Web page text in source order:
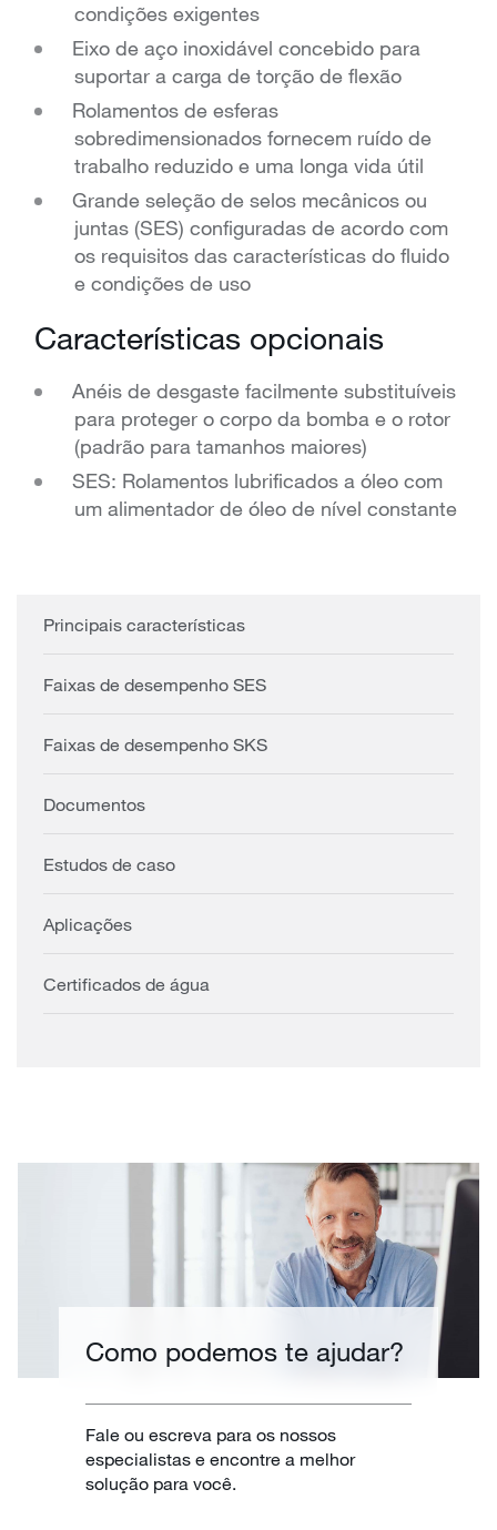
condições exigentes
Eixo de aço inoxidável concebido para
suportar a carga de torção de flexão
Rolamentos de esferas
sobredimensionados fornecem ruído de
trabalho reduzido e uma longa vida útil
Grande seleção de selos mecânicos ou
juntas (SES) configuradas de acordo com
os requisitos das características do fluido
e condições de uso
Características opcionais
Anéis de desgaste facilmente substituíveis
para proteger o corpo da bomba e o rotor
(padrão para tamanhos maiores)
SES: Rolamentos lubrificados a óleo com
um alimentador de óleo de nível constante
Principais características
Faixas de desempenho SES
Faixas de desempenho SKS
Documentos
Estudos de caso
Aplicações
Certificados de água
Como podemos te ajudar?
Fale ou escreva para os nossos
especialistas e encontre a melhor
solução para você.